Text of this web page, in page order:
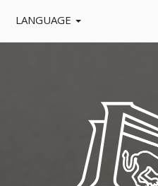
LANGUAGE